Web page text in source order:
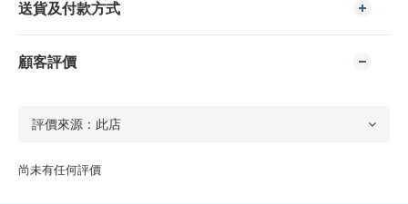
送貨及付款方式
顧客評價
尚未有任何評價